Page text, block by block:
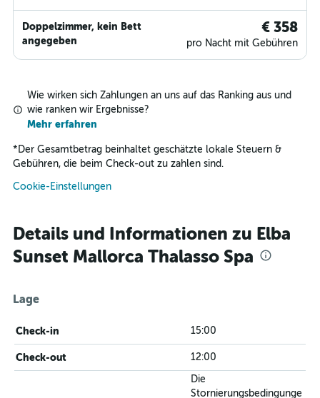
Doppelzimmer, kein Bett
angegeben
€ 358
pro Nacht mit Gebühren
Wie wirken sich Zahlungen an uns auf das Ranking aus und
wie ranken wir Ergebnisse?
Mehr erfahren
* Der Gesamtbetrag beinhaltet geschätzte lokale Steuern &
Gebühren, die beim Check-out zu zahlen sind.
Cookie-Einstellungen
Details und Informationen zu Elba
Sunset Mallorca Thalasso Spa
Lage
Check-in 15:00
Check-out 12:00
Die
Stornierungsbedingunge